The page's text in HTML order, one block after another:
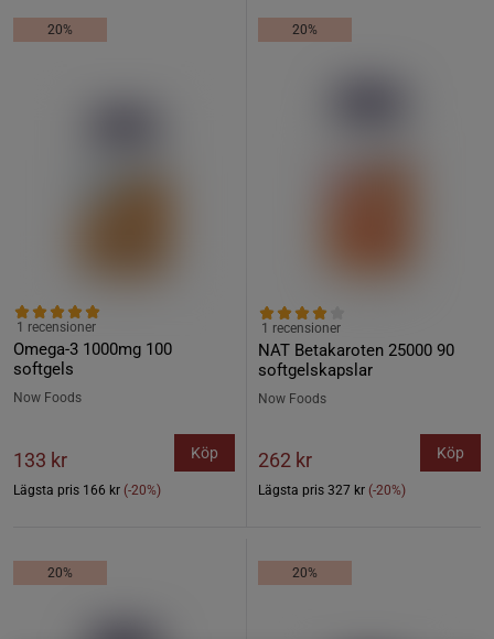
20%
Omega-3 1000mg 100
softgels
1 recensioner
Now Foods
133 kr
Lägsta pris 166 kr (-20%)
Köp
20%
NAT Betakaroten 25000 90
softgelskapslar
1 recensioner
Now Foods
262 kr
Lägsta pris 327 kr (-20%)
Köp
20% 20%